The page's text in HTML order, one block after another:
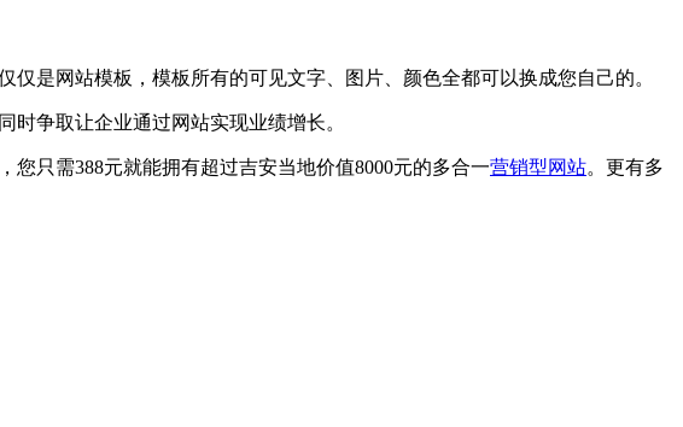
是网站模板，模板所有的可见文字、图片、颜色全都可以换成您自己的。
时争取让企业通过网站实现业绩增长。
只需388元就能拥有超过吉安当地价值8000元的多合一营销型网站。更有多